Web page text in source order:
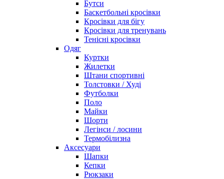
Бутси
Баскетбольні кросівки
Кросівки для бігу
Кросівки для тренувань
Тенісні кросівки
Одяг
Куртки
Жилетки
Штани спортивні
Толстовки / Худі
Футболки
Поло
Майки
Шорти
Легінси / лосини
Термобілизна
Аксесуари
Шапки
Кепки
Рюкзаки